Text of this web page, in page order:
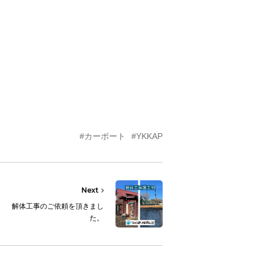
#カーポート #YKKAP
Next
解体工事のご依頼を頂きまし
た。